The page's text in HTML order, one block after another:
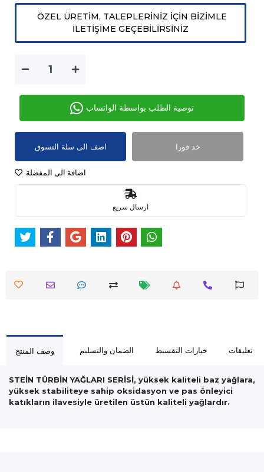
ÖZEL ÜRETİM, TALEPLERİNİZ İÇİN BİZİMLE
İLETİŞİME GEÇEBİLİRSİNİZ
توصية الطلب بواسطة الواتساب
اضف الى سلة التسوق خذ فورا
اضافة الى المفضلة
ارسال سريع
وصف المنتج الضمان والتسليم خيارات التقسيط تعليقات
STEİN TÜRBİN YAĞLARI SERİSİ, yüksek kaliteli baz yağlara,
yüksek stabiliteye sahip oksidasyon ve pas önleyici
katıkların ilavesiyle üretilen üstün kaliteli yağlardır.